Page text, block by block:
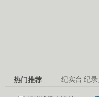
纪实台 纪录
热门推荐